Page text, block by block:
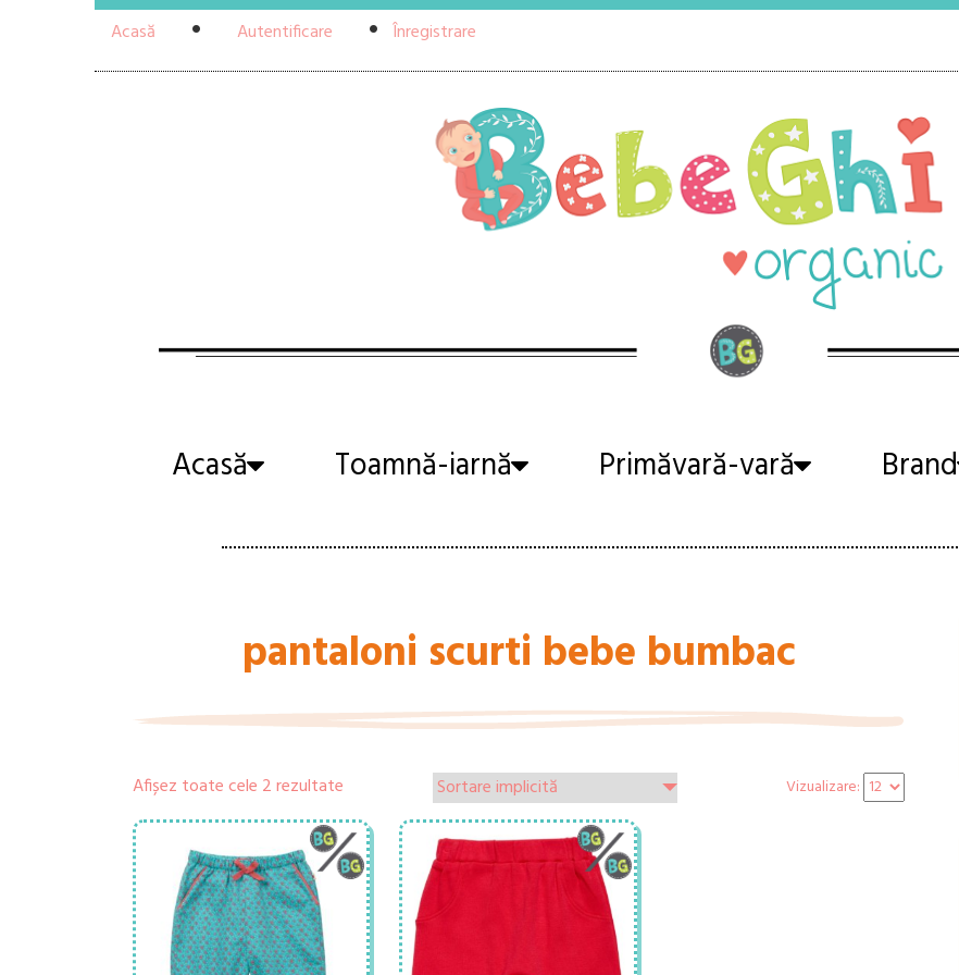
Acasă Autentificare Înregistrare
Acasă Toamnă-iarnă Primăvară-vară Brand
pantaloni scurti bebe bumbac
Afișez toate cele 2 rezultate Vizualizare: